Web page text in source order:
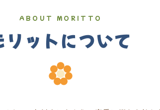
ABOUT MORITTO
リットについて